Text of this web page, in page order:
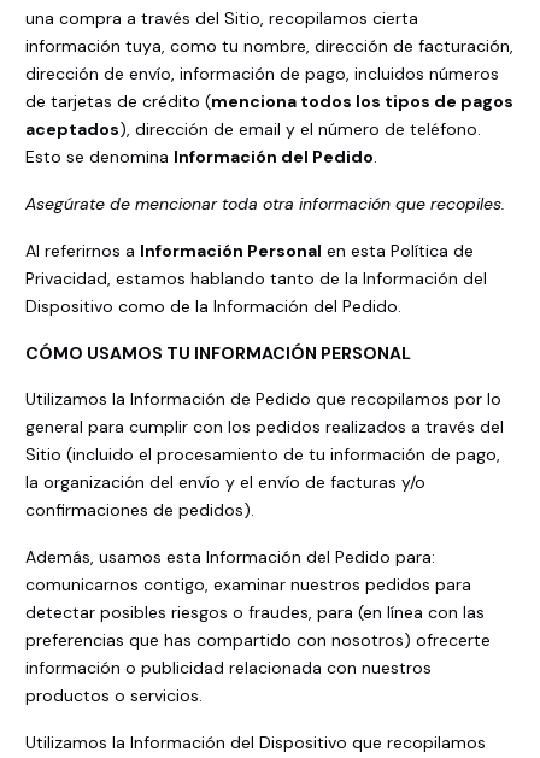
una compra a través del Sitio, recopilamos cierta
información tuya, como tu nombre, dirección de facturación,
dirección de envío, información de pago, incluidos números
de tarjetas de crédito (menciona todos los tipos de pagos
aceptados), dirección de email y el número de teléfono.
Esto se denomina Información del Pedido.
Asegúrate de mencionar toda otra información que recopiles.
Al referirnos a Información Personal en esta Política de
Privacidad, estamos hablando tanto de la Información del
Dispositivo como de la Información del Pedido.
CÓMO USAMOS TU INFORMACIÓN PERSONAL
Utilizamos la Información de Pedido que recopilamos por lo
general para cumplir con los pedidos realizados a través del
Sitio (incluido el procesamiento de tu información de pago,
la organización del envío y el envío de facturas y/o
confirmaciones de pedidos).
Además, usamos esta Información del Pedido para:
comunicarnos contigo, examinar nuestros pedidos para
detectar posibles riesgos o fraudes, para (en línea con las
preferencias que has compartido con nosotros) ofrecerte
información o publicidad relacionada con nuestros
productos o servicios.
Utilizamos la Información del Dispositivo que recopilamos